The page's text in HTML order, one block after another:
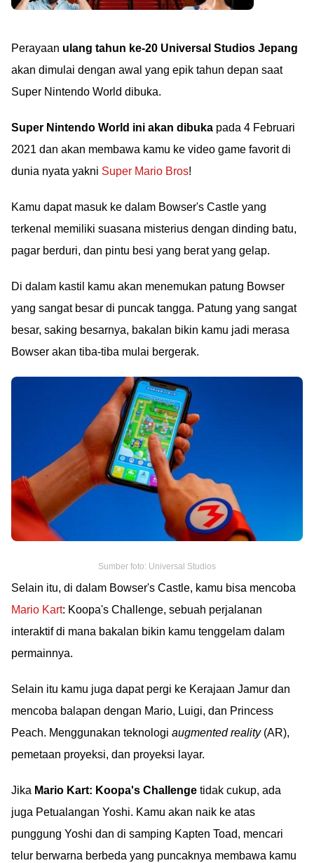
Perayaan ulang tahun ke-20 Universal Studios Jepang
akan dimulai dengan awal yang epik tahun depan saat
Super Nintendo World dibuka.
Super Nintendo World ini akan dibuka pada 4 Februari
2021 dan akan membawa kamu ke video game favorit di
dunia nyata yakni Super Mario Bros!
Kamu dapat masuk ke dalam Bowser's Castle yang
terkenal memiliki suasana misterius dengan dinding batu,
pagar berduri, dan pintu besi yang berat yang gelap.
Di dalam kastil kamu akan menemukan patung Bowser
yang sangat besar di puncak tangga. Patung yang sangat
besar, saking besarnya, bakalan bikin kamu jadi merasa
Bowser akan tiba-tiba mulai bergerak.
Sumber foto: Universal Studios
Selain itu, di dalam Bowser's Castle, kamu bisa mencoba
Mario Kart: Koopa's Challenge, sebuah perjalanan
interaktif di mana bakalan bikin kamu tenggelam dalam
permainnya.
Selain itu kamu juga dapat pergi ke Kerajaan Jamur dan
mencoba balapan dengan Mario, Luigi, dan Princess
Peach. Menggunakan teknologi augmented reality(AR),
pemetaan proyeksi, dan proyeksi layar.
Jika Mario Kart: Koopa's Challenge tidak cukup, ada
juga Petualangan Yoshi. Kamu akan naik ke atas
punggung Yoshi dan di samping Kapten Toad, mencari
telur berwarna berbeda yang puncaknya membawa kamu